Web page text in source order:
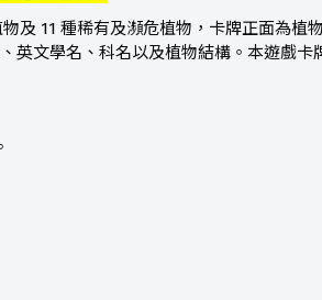
及 11 種稀有及瀕危植物，卡牌正面為植
英文學名、科名以及植物結構。本遊戲